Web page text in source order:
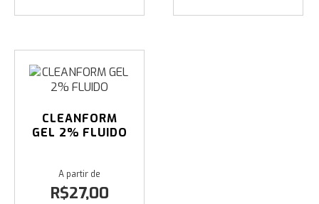
CLEANFORM
GEL 2% FLUIDO
R$27,00